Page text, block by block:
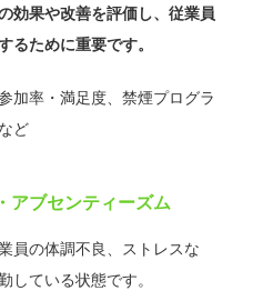
効果や改善を評価し、従業員
るために重要です。
加率・満足度、禁煙プログラ
ど
アブセンティーズム
員の体調不良、ストレスな
している状態です。